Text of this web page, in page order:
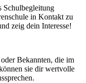
Schulbegleitung
in Kontakt zu
zeig dein Interesse!
Bekannten, die im
sie dir wertvolle